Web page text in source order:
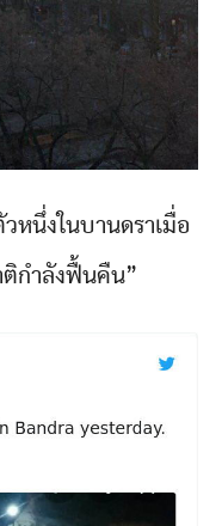
วหนึ่งในบานดราเมื่อ
ติกำลังฟื้นคืน”